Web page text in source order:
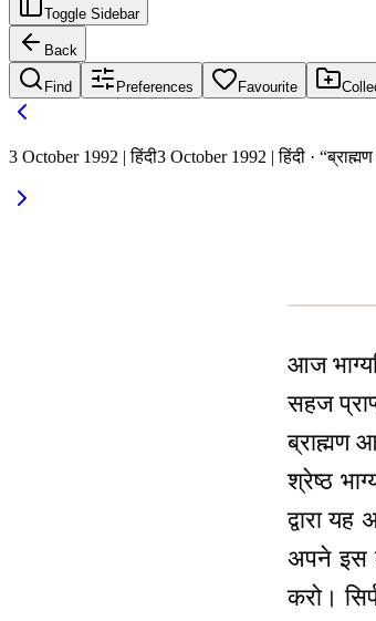
Toggle Sidebar
Back
Find Preferences Favourite
3 October 1992 | हिंदी3 October 1992 | हिंदी ·
आज
सहज
ब्राह्मण
श्रेष्ठ
द्वारा
अपने इस
करो।